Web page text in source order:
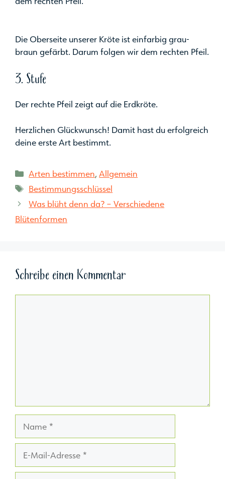
Die Oberseite unserer Kröte ist einfarbig grau-
braun gefärbt. Darum folgen wir dem rechten Pfeil.
3. Stufe
Der rechte Pfeil zeigt auf die Erdkröte.
Herzlichen Glückwunsch! Damit hast du erfolgreich
deine erste Art bestimmt.
Kategorien
Arten bestimmen,Allgemein
Schlagwörter
Bestimmungsschlüssel
Was blüht denn da? – Verschiedene
Blütenformen
Schreibe einen Kommentar
Mail-
Adresse